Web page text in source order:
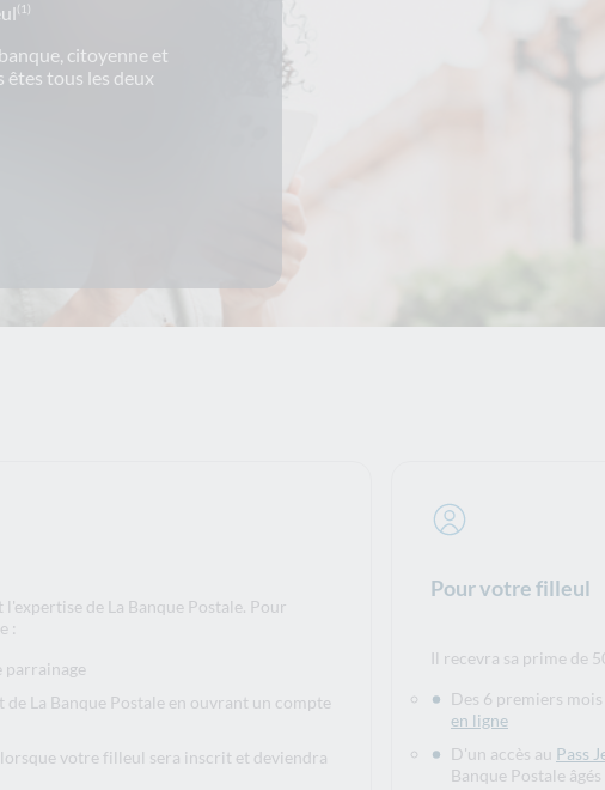
(1)
citoyenne et
êtes tous les deux
de La Banque Postale. Pour
:
parrainage
La Banque Postale en ouvrant un compte
votre filleul sera inscrit et deviendra
Pour votre filleul
Il recevra sa prime de
Des 6 premiers
en ligne
D'un accès au Pass
Banque Postale